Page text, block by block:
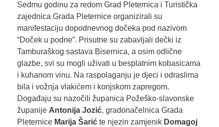
Sedmu godinu za redom Grad Pleternica i Turistička
zajednica Grada Pleternice organizirali su
manifestaciju dopodnevnog dočeka pod nazivom
“Doček u podne”. Prisutne su zabavljali dečki iz
Tamburaškog sastava Bisernica, a osim odlične
glazbe, svi su mogli uživati u besplatnim kobasicama
i kuhanom vinu. Na raspolaganju je djeci i odraslima
bila i vožnja vlakićem i konjskom zapregom.
Događaju su nazočili županica Požeško-slavonske
županije Antonija Jozić, gradonačelnica Grada
PleterniceMarija Šarićte njezin zamjenik Domagoj